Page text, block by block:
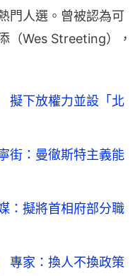
門人選。曾被認為可
（Wes Streeting），
擬下放權力並設「北
街：曼徹斯特主義能
：擬將首相府部分職
專家：換人不換政策